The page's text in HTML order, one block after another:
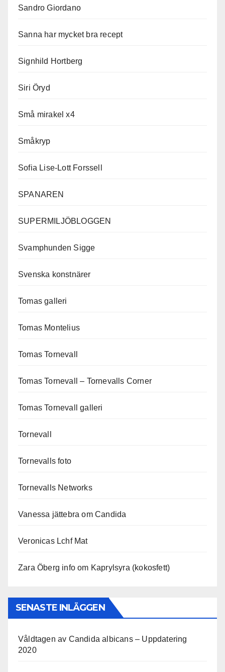
Sandro Giordano
Sanna har mycket bra recept
Signhild Hortberg
Siri Öryd
Små mirakel x4
Småkryp
Sofia Lise-Lott Forssell
SPANAREN
SUPERMILJÖBLOGGEN
Svamphunden Sigge
Svenska konstnärer
Tomas galleri
Tomas Montelius
Tomas Tornevall
Tomas Tornevall – Tornevalls Corner
Tomas Tornevall galleri
Tornevall
Tornevalls foto
Tornevalls Networks
Vanessa jättebra om Candida
Veronicas Lchf Mat
Zara Öberg info om Kaprylsyra (kokosfett)
SENASTE INLÄGGEN
Våldtagen av Candida albicans – Uppdatering
2020